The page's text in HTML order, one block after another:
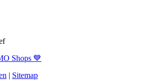
Shops 💙
| Sitemap